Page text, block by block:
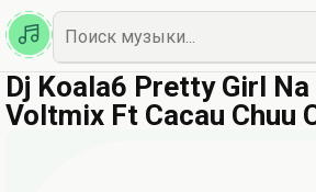
Казахская
Наш Топ
Dj Koala6 Pretty Girl Na
Voltmix Ft Cacau Chuu